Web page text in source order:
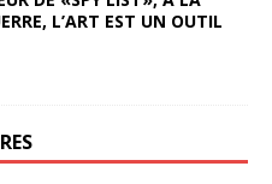
L’ART EST UN OUTIL